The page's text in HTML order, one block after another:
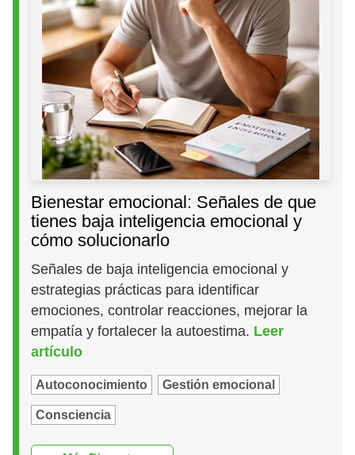
Bienestar emocional: Señales de que
tienes baja inteligencia emocional y
cómo solucionarlo
Señales de baja inteligencia emocional y
estrategias prácticas para identificar
emociones, controlar reacciones, mejorar la
empatía y fortalecer la autoestima. Leer
artículo
Autoconocimiento Gestión emocional
Consciencia